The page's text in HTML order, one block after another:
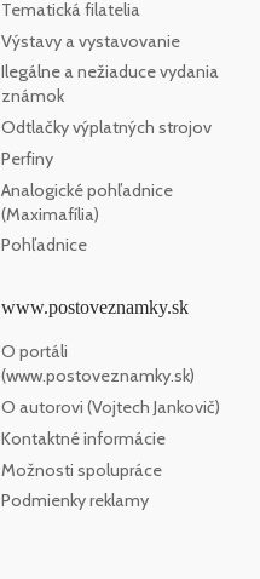
Tematická filatelia
Výstavy a vystavovanie
Ilegálne a nežiaduce vydania
známok
Odtlačky výplatných strojov
Perfiny
Analogické pohľadnice
(Maximafília)
Pohľadnice
www.postoveznamky.sk
O portáli
(www.postoveznamky.sk)
O autorovi (Vojtech Jankovič)
Kontaktné informácie
Možnosti spolupráce
Podmienky reklamy